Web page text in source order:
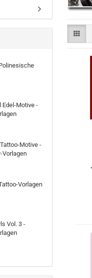
Edel-Motive -
Motive -
Vorlagen
Vorlagen
Vol. 3 -